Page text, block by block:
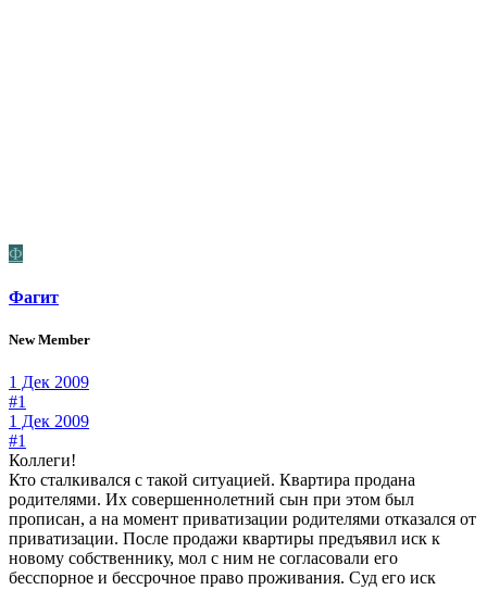
Ф
Фагит
New Member
1 Дек 2009
#1
1 Дек 2009
#1
Коллеги!
Кто сталкивался с такой ситуацией. Квартира продана
родителями. Их совершеннолетний сын при этом был
прописан, а на момент приватизации родителями отказался от
приватизации. После продажи квартиры предъявил иск к
новому собственнику, мол с ним не согласовали его
бесспорное и бессрочное право проживания. Суд его иск